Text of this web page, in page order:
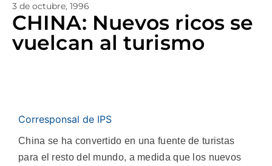
3 de octubre, 1996
CHINA: Nuevos ricos se
vuelcan al turismo
Corresponsal de IPS
China se ha convertido en una fuente de turistas
para el resto del mundo, a medida que los nuevos